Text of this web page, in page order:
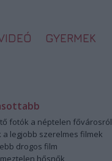
GYERMEK
fotók a néptelen fővárosról
a legjobb szerelmes filmek
drogos film
hősnők